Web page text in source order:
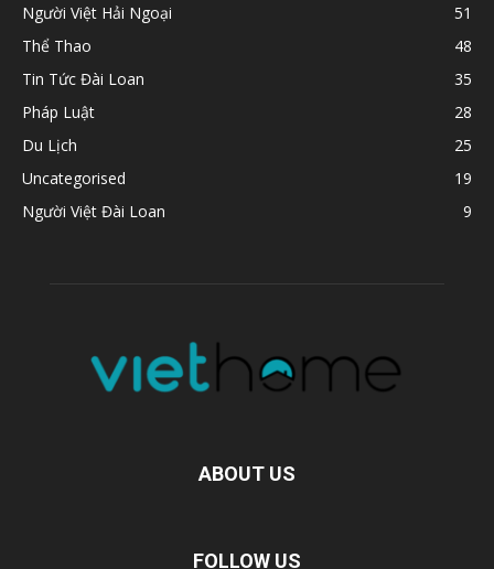
Người Việt Hải Ngoại
51
Thể Thao
48
Tin Tức Đài Loan
35
Pháp Luật
28
Du Lịch
25
Uncategorised
19
Người Việt Đài Loan
9
ABOUT US
FOLLOW US